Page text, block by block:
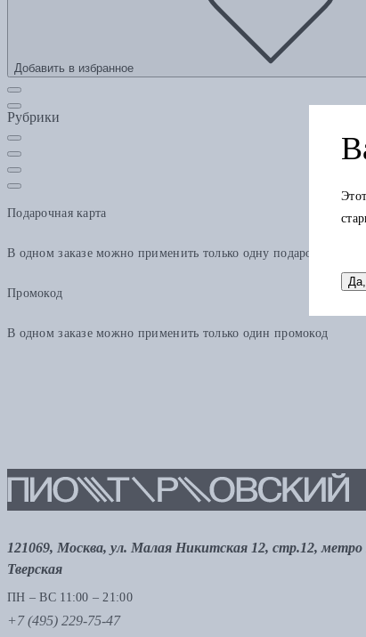
Добавить в избранное
Рубрики
Подарочная карта
В одном заказе можно применить только одну подарочную
Промокод
В одном заказе можно применить только один промокод
121069, Москва, ул. Малая Никитская 12, стр.12,
Тверская
ПН – ВС 11:00 – 21:00
+7 (495) 229-75-47